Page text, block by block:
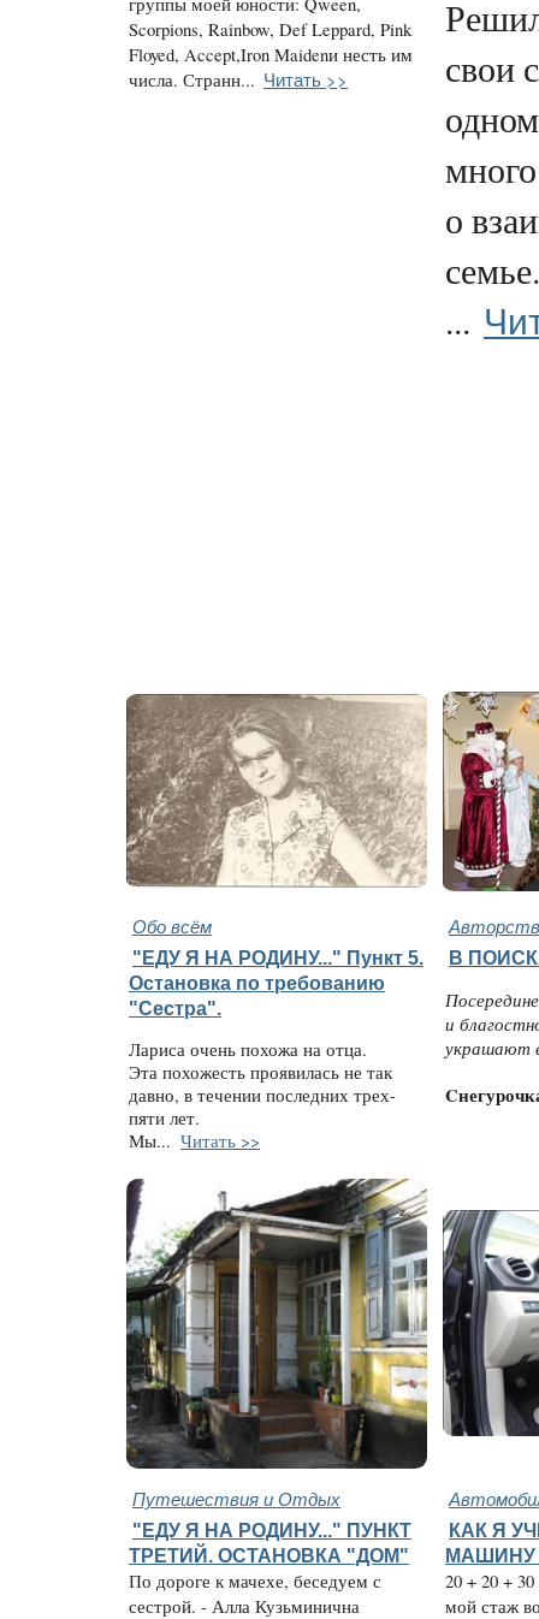
группы моей юности: Qween,
Scorpions, Rainbow, Def Leppard, Pink
Floyed, Accept,Iron Maidenи несть им
числа. Странн... Читать >>
свои
о
...
Обо всём
"ЕДУ Я НА РОДИНУ..." Пункт 5.
Остановка по требованию
"Сестра".
Лариса очень похожа на отца.
Эта похожесть проявилась не так
давно, в течении последних трех-
пяти лет.
Мы... Читать >>
В
и
украшают
Путешествия и Отдых
"ЕДУ Я НА РОДИНУ..." ПУНКТ
ТРЕТИЙ. ОСТАНОВКА "ДОМ"
По дороге к мачехе, беседуем с
сестрой. - Алла Кузьминична
КАК Я
МАШИНУ
20 + 20 +
мой стаж